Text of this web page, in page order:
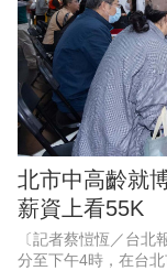
北市中高齡就
薪資上看55K
〔記者蔡愷恆／台
分至下午4時，在台